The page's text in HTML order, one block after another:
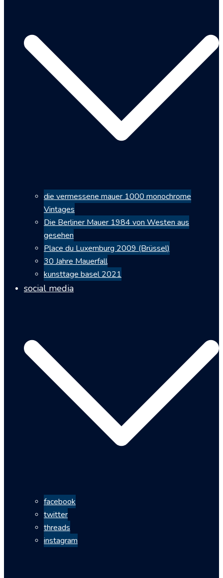
die vermessene mauer 1000 monochrome
Vintages
Die Berliner Mauer 1984 von Westen aus
gesehen
Place du Luxemburg 2009 (Brüssel)
30 Jahre Mauerfall
kunsttage basel 2021
social media
facebook
twitter
threads
instagram